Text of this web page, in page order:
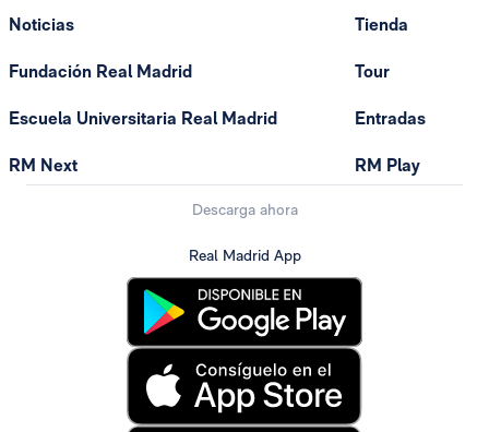
Noticias
Fundación Real Madrid
Escuela Universitaria Real Madrid
RM Next
Tienda
Tour
Entradas
RM Play
Descarga ahora
Real Madrid App